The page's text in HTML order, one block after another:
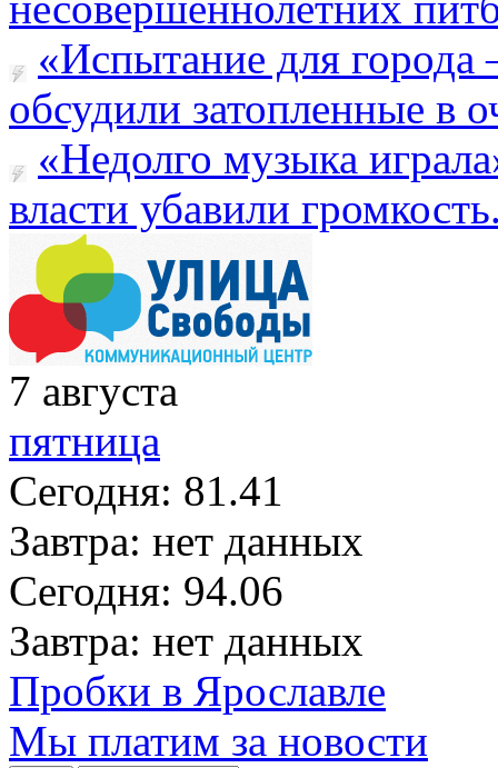
«Испытание для
обсудили затопленные в
«Недолго музыка
власти убавили
7 августа
пятница
Сегодня: 81.41
Завтра: нет данных
Сегодня: 94.06
Завтра: нет данных
Пробки в Ярославле
Мы платим за новости